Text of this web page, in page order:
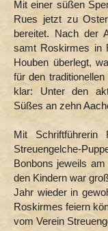
Mit einer süßen
Rues jetzt zu
bereitet. Nach der
samt Roskirmes in
Houben überlegt,
für den
klar: Unter den
Süßes an zehn
Mit Schriftführerin
Streuengelche-
Bonbons jeweils
den Kindern war
Jahr wieder in
Roskirmes feiern
vom Verein